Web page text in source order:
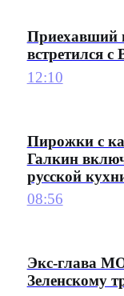
Приехавший
встретился с
12:10
Пирожки с
Галкин
русской
08:56
Экс-глава
Зеленскому